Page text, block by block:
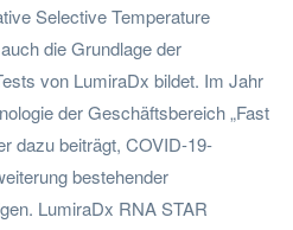
Selective Temperature
die Grundlage der
von LumiraDx bildet. Im Jahr
der Geschäftsbereich „Fast
dazu beiträgt, COVID-19-
bestehender
LumiraDx RNA STAR